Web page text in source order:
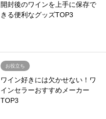
開封後のワインを上手に保存で
きる便利なグッズTOP3
お役立ち
ワイン好きには欠かせない！ワ
インセラーおすすめメーカー
TOP3